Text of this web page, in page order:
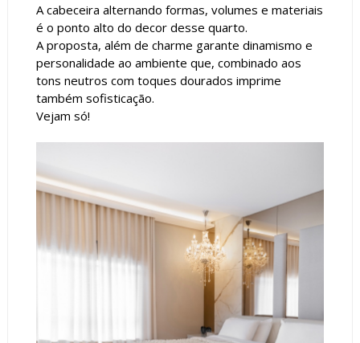
A cabeceira alternando formas, volumes e materiais
é o ponto alto do decor desse quarto.
A proposta, além de charme garante dinamismo e
personalidade ao ambiente que, combinado aos
tons neutros com toques dourados imprime
também sofisticação.
Vejam só!